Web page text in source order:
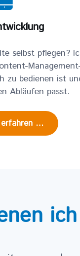
selbst pflegen?
zu bedienen ist
Abläufen passt.
erfahren …